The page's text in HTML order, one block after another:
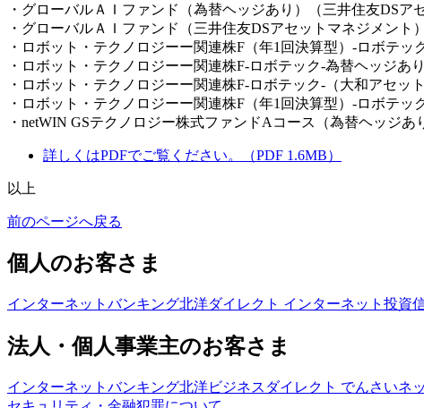
・グローバルＡＩファンド（為替ヘッジあり）（三井住友DSア
・グローバルＡＩファンド（三井住友DSアセットマネジメント）
・ロボット・テクノロジーー関連株F（年1回決算型）-ロボテ
・ロボット・テクノロジーー関連株F-ロボテック-為替ヘッジあ
・ロボット・テクノロジーー関連株F-ロボテック-（大和アセッ
・ロボット・テクノロジーー関連株F（年1回決算型）-ロボテッ
・netWIN GSテクノロジー株式ファンドAコース（為替ヘッジ
詳しくはPDFでご覧ください。（PDF 1.6MB）
以上
前のページへ戻る
個人のお客さま
インターネットバンキング北洋ダイレクト インターネット投資
法人・個人事業主のお客さま
インターネットバンキング北洋ビジネスダイレクト でんさいネ